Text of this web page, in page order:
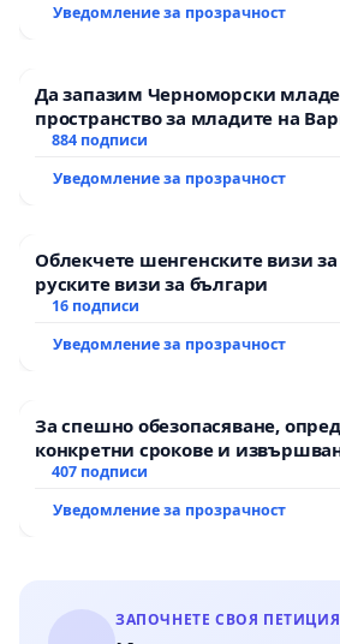
Уведомление за прозрачност
Да запазим Черноморски
пространство за младите на
884 подписи
Уведомление за прозрачност
Облекчете шенгенските визи
руските визи за българи
16 подписи
Уведомление за прозрачност
За спешно обезопасяване,
конкретни срокове и
рехабилитация на
Мирово - к.к. Момин проход
407 подписи
Уведомление за прозрачност
ЗАПОЧНЕТЕ СВОЯ ПЕТИЦИЯ